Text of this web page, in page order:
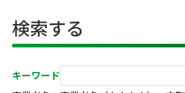
検索する
キーワード